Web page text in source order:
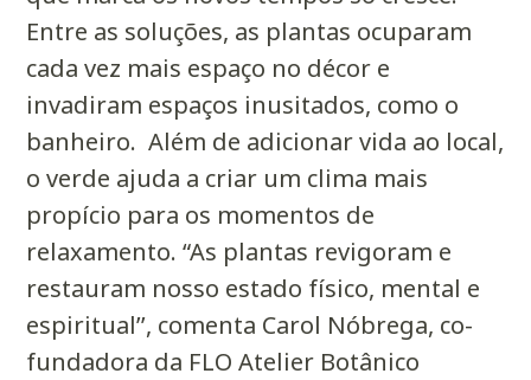
Entre as soluções, as plantas ocuparam
cada vez mais espaço no décor e
invadiram espaços inusitados, como o
banheiro.Além de adicionar vida ao local,
o verde ajuda a criar um clima mais
propício para os momentos de
relaxamento. “As plantas revigoram e
restauram nosso estado físico, mental e
espiritual’’, comenta Carol Nóbrega, co-
fundadora da FLO Atelier Botânico